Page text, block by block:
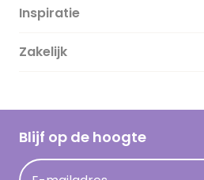
Over ons
Duurzaamheid
Hallmark Kaartclub
Acties
Inspiratie
Magazine
Cadeau inspiratie
Kaartinspiratie
Zakelijk
Blijf op de hoogte